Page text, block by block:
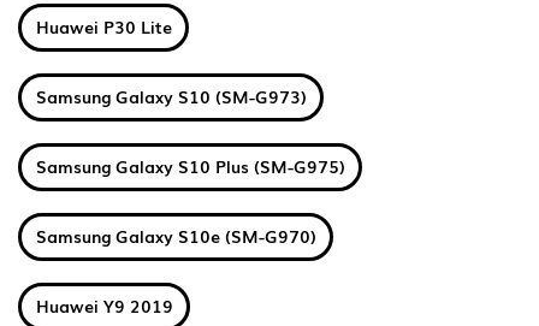
Huawei P30 Lite
Samsung Galaxy S10 (SM-G973)
Samsung Galaxy S10 Plus (SM-G975)
Samsung Galaxy S10e (SM-G970)
Huawei Y9 2019